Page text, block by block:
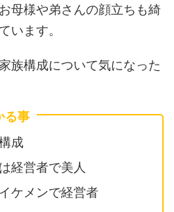
母様や弟さんの顔立ちも綺
います。
族構成について気になった
る事
成
経営者で美人
ケメンで経営者